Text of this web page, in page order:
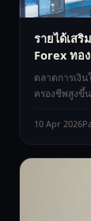
รายได้เสริ
Forex ทอ
ตลาดการเงิ
ครองชีพสูงขึ้
10 Apr 2026